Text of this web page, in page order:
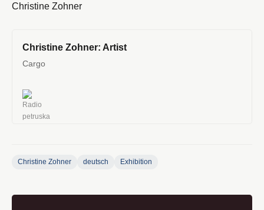
Christine Zohner
Christine Zohner: Artist
Cargo
Christine Zohner deutsch Exhibition